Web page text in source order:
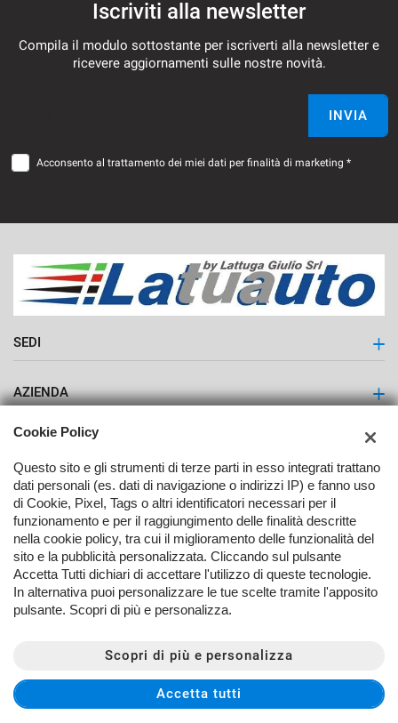
Iscriviti alla newsletter
Compila il modulo sottostante per iscriverti alla newsletter e
ricevere aggiornamenti sulle nostre novità.
INVIA
Acconsento al trattamento dei miei dati per finalità di marketing *
SEDI
AZIENDA
Contatti
TORNA IN CIMA
Copyright © 2026 Lattuga Giulio Srl - P.IVA 00556340396 -Leggi
l'informativa sulla privacy -Cookie Policy
Cookie Policy
Questo sito e gli strumenti di terze parti in esso integrati trattano
dati personali (es. dati di navigazione o indirizzi IP) e fanno uso
di Cookie, Pixel, Tags o altri identificatori necessari per il
funzionamento e per il raggiungimento delle finalità descritte
nella cookie policy, tra cui il miglioramento delle funzionalità del
sito e la pubblicità personalizzata. Cliccando sul pulsante
Accetta Tutti dichiari di accettare l'utilizzo di queste tecnologie.
In alternativa puoi personalizzare le tue scelte tramite l'apposito
pulsante. Scopri di più e personalizza.
Scopri di più e personalizza
Accetta tutti